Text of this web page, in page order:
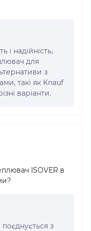
і надійність,
для
з
такі як Knauf
варіанти.
ISOVER в
з